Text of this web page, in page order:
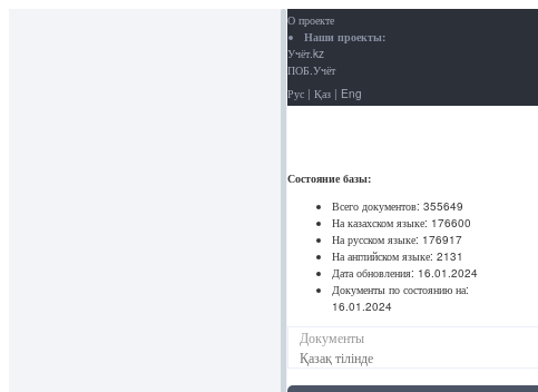
О проекте
Наши проекты:
Учёт.kz
ПОБ.Учёт
Рус | Қаз | Eng
Состояние базы:
Всего документов: 355649
На казахском языке: 176600
На русском языке: 176917
На английском языке: 2131
Дата обновления: 16.01.2024
Документы по состоянию на:
16.01.2024
Документы
Қазақ тілінде